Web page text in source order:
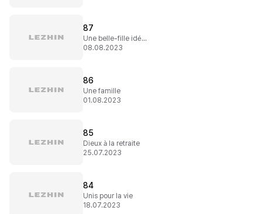
87
Une belle-fille idéale
08.08.2023
86
Une famille
01.08.2023
85
Dieux à la retraite
25.07.2023
84
Unis pour la vie
18.07.2023